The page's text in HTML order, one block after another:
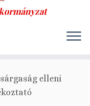
elleni